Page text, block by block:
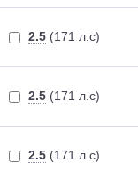
2.5 (171 л.с)
2.5 (171 л.с)
2.5 (171 л.с)